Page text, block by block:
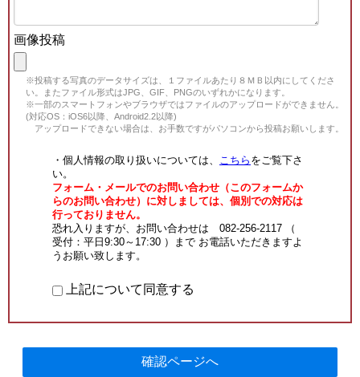
画像投稿
※投稿する写真のデータサイズは、１ファイルあたり８ＭＢ以内にしてくださ
い。またファイル形式はJPG、GIF、PNGのいずれかになります。
※一部のスマートフォンやブラウザではファイルのアップロードができません。
(対応OS：iOS6以降、Android2.2以降)
アップロードできない場合は、お手数ですがパソコンから投稿お願いします。
・個人情報の取り扱いについては、 こちら をご覧下さ
い。
フォーム・メールでのお問い合わせ（このフォームか
らのお問い合わせ）に対しましては、個別での対応は
行っておりません。
恐れ入りますが、お問い合わせは 082-256-2117 （
受付：平日9:30～17:30 ）まで お電話いただきますよ
うお願い致します。
上記について同意する
確認ページへ